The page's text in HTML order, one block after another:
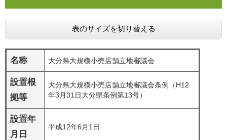
表のサイズを切り替える
名称 大分県大規模小売店舗立地審議会
設置根
拠等
大分県大規模小売店舗立地審議会条例（H12
年3月31日大分県条例第13号）
設置年
月日
平成12年6月1日